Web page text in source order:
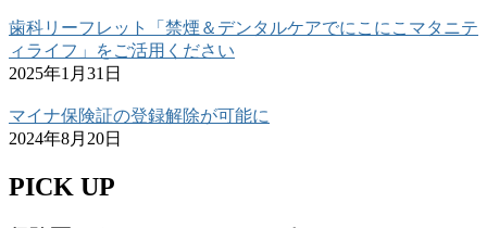
歯科リーフレット「禁煙＆デンタルケアでにこにこマタニテ
ィライフ」をご活用ください
2025年1月31日
マイナ保険証の登録解除が可能に
2024年8月20日
PICK UP